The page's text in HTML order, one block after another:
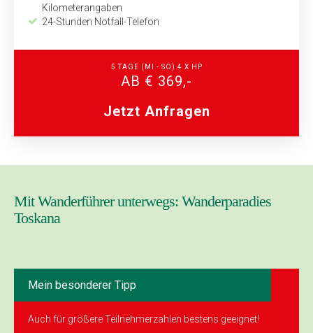
Kilometerangaben
24-Stunden Notfall-Telefon
5 TAGE (MI - SO) 4 X HP
AB € 369,-
Jetzt Anfragen
Mit Wanderführer unterwegs: Wanderparadies
Toskana
Mein besonderer Tipp
Auch für größere Teilnehmerzahlen bestens geeignet!